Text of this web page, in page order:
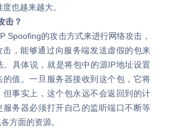
也越来越大。
击？
的攻击方式来进行网络攻击，
击，能够通过向服务端发送虚假的包来
。具体说，就是将包中的源IP地址设置
的值。一旦服务器接收到这个包，它将
但事实上，这个包永远不会返回到的计
服务器必须打开自己的监听端口不断等
方面的资源。